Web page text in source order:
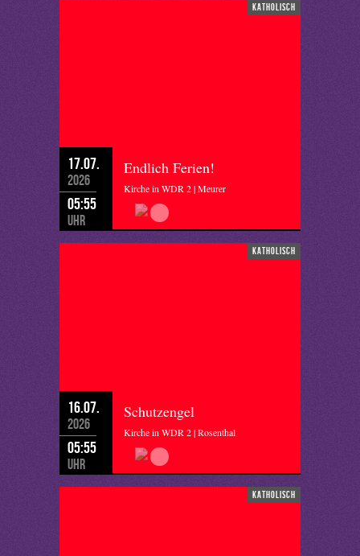
katholisch
17.07.
2026
05:55
Uhr
Endlich Ferien!
Kirche in WDR 2 | Meurer
katholisch
16.07.
2026
05:55
Uhr
Schutzengel
Kirche in WDR 2 | Rosenthal
katholisch